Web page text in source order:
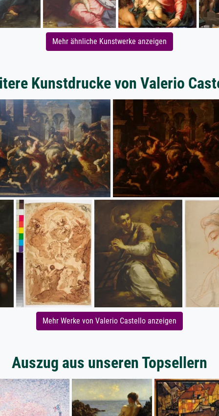
Mehr ähnliche Kunstwerke anzeigen
Kunstdrucke von Valerio
Mehr Werke von Valerio Castello anzeigen
Auszug aus unseren Topsellern